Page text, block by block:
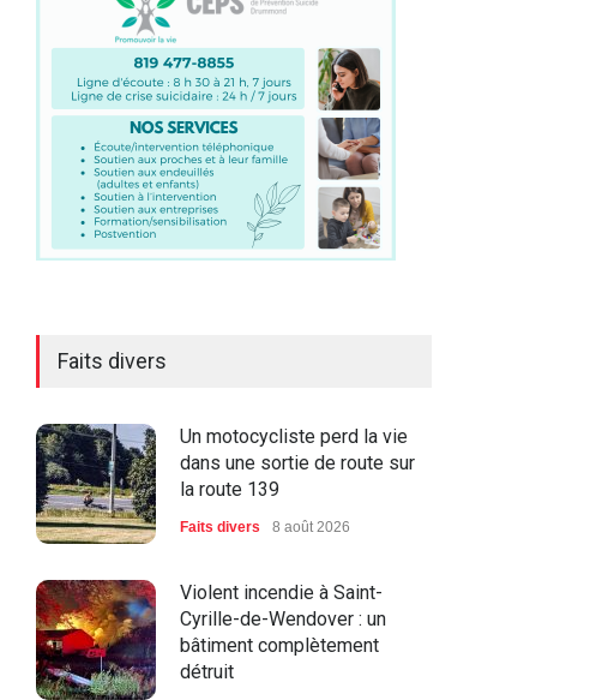
Faits divers
Un motocycliste perd la vie
dans une sortie de route sur
la route 139
Faits divers 8 août 2026
Violent incendie à Saint-
Cyrille-de-Wendover : un
bâtiment complètement
détruit